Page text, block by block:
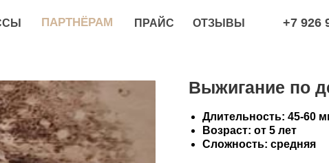
ПАРТНЁРАМ ПРАЙС +7 926 966 78 99
ОТЗЫВЫ
Выжигание по
Длительность: 45-60
Возраст: от 5 лет
Сложность: средняя